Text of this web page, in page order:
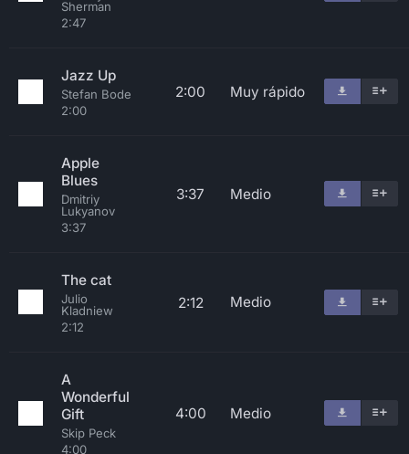
Sherman
2:47
Jazz Up
Stefan Bode
2:00
2:00 Muy rápido
Apple
Blues
Dmitriy
Lukyanov
3:37
3:37 Medio
The cat
Julio
Kladniew
2:12
2:12 Medio
A
Wonderful
Gift
Skip Peck
4:00
4:00 Medio